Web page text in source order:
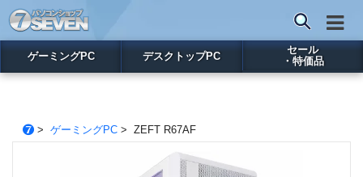
ゲーミングPC デスクトップPC
セール
・特価品
> ゲーミングPC> ZEFT R67AF